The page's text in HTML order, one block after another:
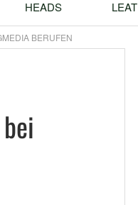
HEADS LEAT
BERUFEN